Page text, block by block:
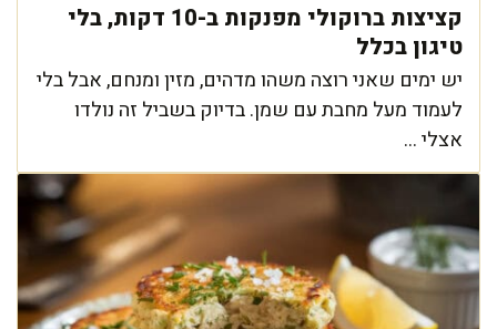
קציצות ברוקולי מפנקות ב-10 דקות, בלי
טיגון בכלל
יש ימים שאני רוצה משהו מדהים, מזין ומנחם, אבל בלי
לעמוד מעל מחבת עם שמן. בדיוק בשביל זה נולדו
אצלי ...